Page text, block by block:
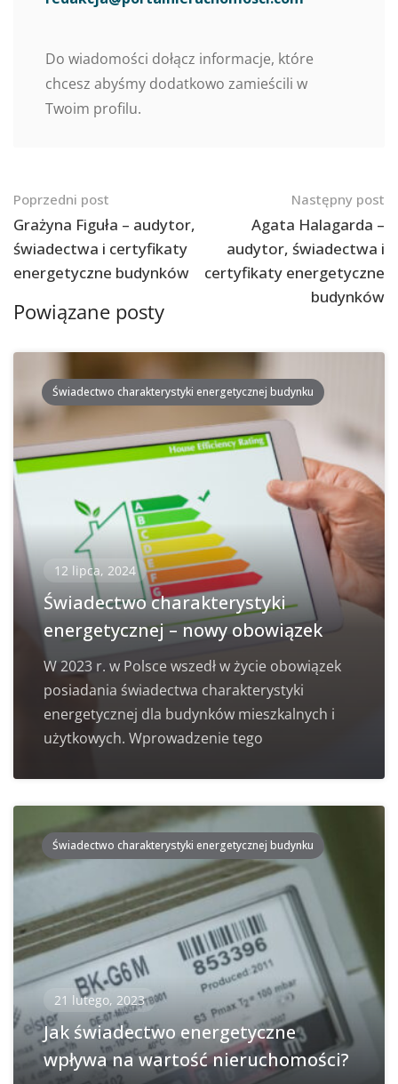
Do wiadomości dołącz informacje, które
chcesz abyśmy dodatkowo zamieścili w
Twoim profilu.
Nawigacja
po
postach
Poprzedni post
Grażyna Figuła – audytor,
świadectwa i certyfikaty
energetyczne budynków
Następny post
Agata Halagarda –
audytor, świadectwa i
certyfikaty energetyczne
budynków
Powiązane posty
Świadectwo charakterystyki energetycznej budynku
12 lipca, 2024
Świadectwo charakterystyki
energetycznej – nowy obowiązek
W 2023 r. w Polsce wszedł w życie obowiązek
posiadania świadectwa charakterystyki
energetycznej dla budynków mieszkalnych i
użytkowych. Wprowadzenie tego
Świadectwo charakterystyki energetycznej budynku
21 lutego, 2023
Jak świadectwo energetyczne
wpływa na wartość nieruchomości?